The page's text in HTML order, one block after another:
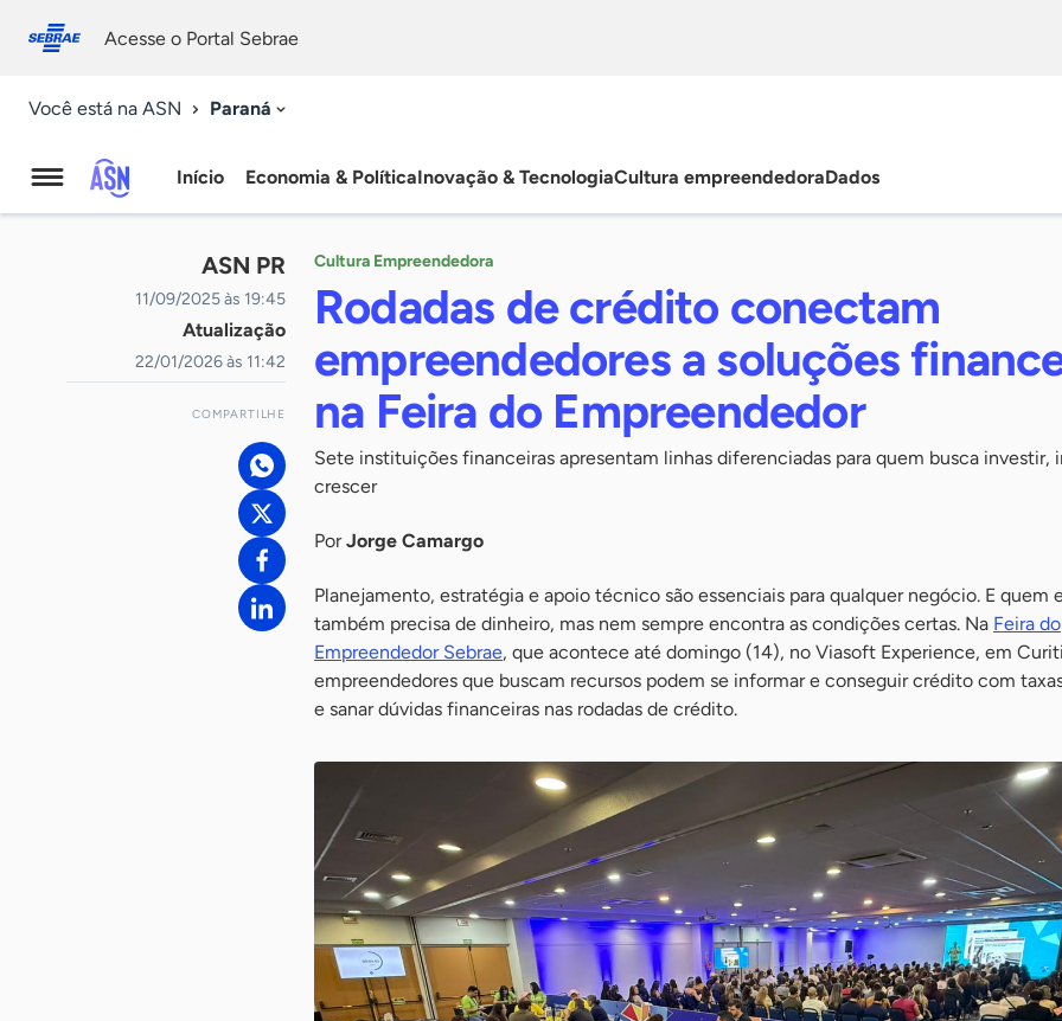
conosco
Acesse o Portal Sebrae
Você está na ASN Paraná
Agência
Sebrae
Notícias
Início Economia & PolíticaInovação & TecnologiaCultura empreendedoraDados
ASN PR
11/09/2025 às 19:45
Atualização
22/01/2026 às 11:42
COMPARTILHE
Cultura Empreendedora
Rodadas de crédito conectam
empreendedores a soluções
na Feira do Empreendedor
Sete instituições financeiras apresentam linhas diferenciadas para quem busca investir,
crescer
PorJorge Camargo
Planejamento, estratégia e apoio técnico são essenciais para qualquer negócio. E quem
também precisa de dinheiro, mas nem sempre encontra as condições certas. Na Feira do
Empreendedor Sebrae, que acontece até domingo (14), no Viasoft Experience, em
empreendedores que buscam recursos podem se informar e conseguir crédito com
e sanar dúvidas financeiras nas rodadas de crédito.